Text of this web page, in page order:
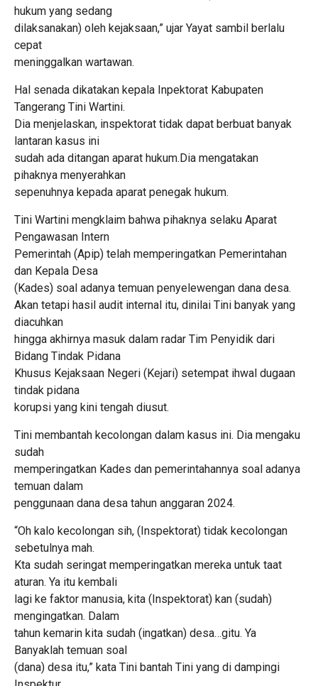
hukum yang sedang
dilaksanakan) oleh kejaksaan,” ujar Yayat sambil berlalu
cepat
meninggalkan wartawan.
Hal senada dikatakan kepala Inpektorat Kabupaten
Tangerang Tini Wartini.
Dia menjelaskan, inspektorat tidak dapat berbuat banyak
lantaran kasus ini
sudah ada ditangan aparat hukum.Dia mengatakan
pihaknya menyerahkan
sepenuhnya kepada aparat penegak hukum.
Tini Wartini mengklaim bahwa pihaknya selaku Aparat
Pengawasan Intern
Pemerintah (Apip) telah memperingatkan Pemerintahan
dan Kepala Desa
(Kades) soal adanya temuan penyelewengan dana desa.
Akan tetapi hasil audit internal itu, dinilai Tini banyak yang
diacuhkan
hingga akhirnya masuk dalam radar Tim Penyidik dari
Bidang Tindak Pidana
Khusus Kejaksaan Negeri (Kejari) setempat ihwal dugaan
tindak pidana
korupsi yang kini tengah diusut.
Tini membantah kecolongan dalam kasus ini. Dia mengaku
sudah
memperingatkan Kades dan pemerintahannya soal adanya
temuan dalam
penggunaan dana desa tahun anggaran 2024.
“Oh kalo kecolongan sih, (Inspektorat) tidak kecolongan
sebetulnya mah.
Kta sudah seringat memperingatkan mereka untuk taat
aturan. Ya itu kembali
lagi ke faktor manusia, kita (Inspektorat) kan (sudah)
mengingatkan. Dalam
tahun kemarin kita sudah (ingatkan) desa…gitu. Ya
Banyaklah temuan soal
(dana) desa itu,” kata Tini bantah Tini yang di dampingi